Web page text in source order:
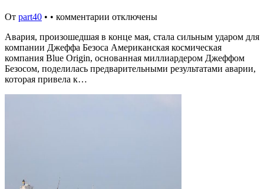
От part40 • • комментарии отключены
Авария, произошедшая в конце мая, стала сильным ударом для
компании Джеффа Безоса Американская космическая
компания Blue Origin, основанная миллиардером Джеффом
Безосом, поделилась предварительными результатами аварии,
которая привела к…